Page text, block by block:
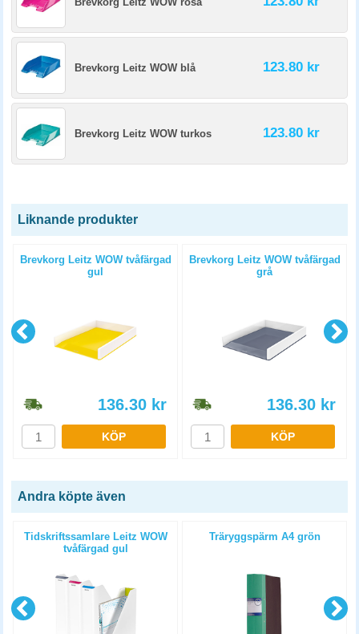
Brevkorg Leitz WOW blå 123.80 kr
Brevkorg Leitz WOW turkos 123.80 kr
Liknande produkter
Brevkorg Leitz WOW tvåfärgad
gul
136.30 kr
KÖP
Brevkorg Leitz WOW tvåfärgad
grå
136.30 kr
KÖP
Andra köpte även
Tidskriftssamlare Leitz WOW
tvåfärgad gul
Träryggspärm A4 grön